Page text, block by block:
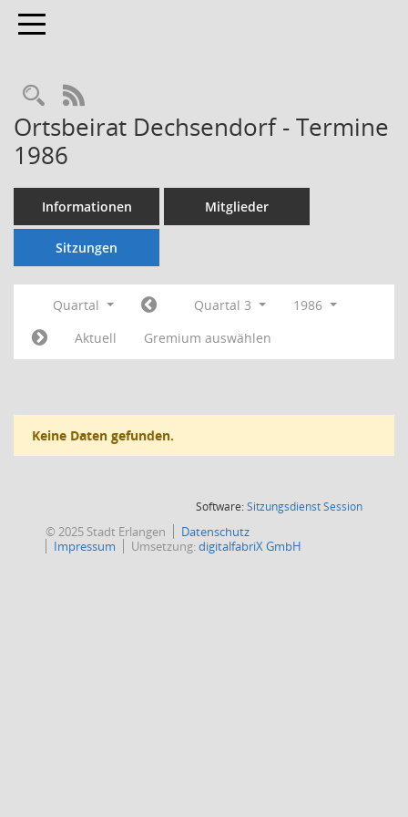
Toggle navigation
Rechercheauswahl
RSS-Feed
Ortsbeirat Dechsendorf - Termine
1986
Informationen Mitglieder
Sitzungen
Quartal Quartal 3
1986
Aktuell
Gremium auswählen
Keine Daten gefunden.
Software:SitzungsdienstSession(Wird in
© 2025 Stadt Erlangen
Datenschutz
Impressum
Umsetzung:digitalfabriX GmbH